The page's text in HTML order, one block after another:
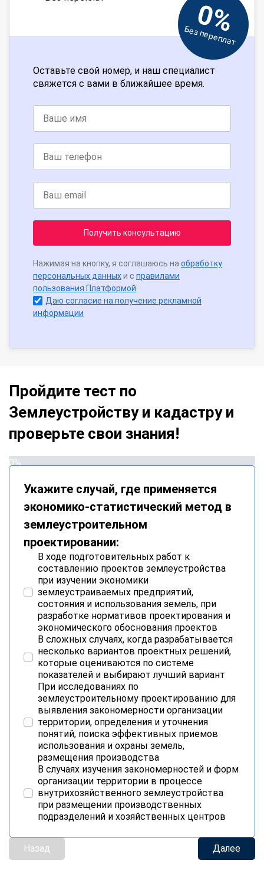
0%
Без переплат
Оставьте свой номер, и наш специалист
свяжется с вами в ближайшее время.
Получить консультацию
Нажимая на кнопку, я соглашаюсь на обработку
персональных данныхи с правилами
пользования Платформой
Даю согласие на получение рекламной
информации
Пройдите тест по
Землеустройству и кадастру и
проверьте свои знания!
0%
Укажите случай, где применяется
экономико-статистический метод в
землеустроительном
проектировании:
В ходе подготовительных работ к
составлению проектов землеустройства
при изучении экономики
землеустраиваемых предприятий,
состояния и использования земель, при
разработке нормативов проектирования и
экономического обоснования проектов
В сложных случаях, когда разрабатывается
несколько вариантов проектных решений,
которые оцениваются по системе
показателей и выбирают лучший вариант
При исследованиях по
землеустроительному проектированию для
выявления закономерности организации
территории, определения и уточнения
понятий, поиска эффективных приемов
использования и охраны земель,
размещения производства
В случаях изучения закономерностей и форм
организации территории в процессе
внутрихозяйственного землеустройства
при размещении производственных
подразделений и хозяйственных центров
Назад Далее